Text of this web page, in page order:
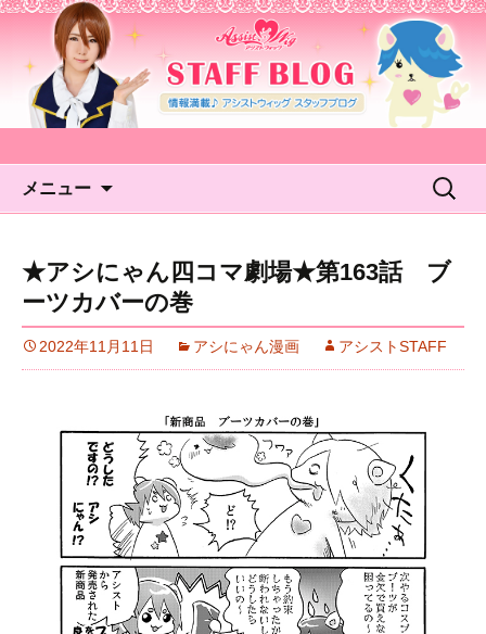
アシストウィッグ STAFF
BLOG
メニュー
検
★アシにゃん四コマ劇場★第163話 ブ
ーツカバーの巻
2022年11月11日 アシにゃん漫画 アシストSTAFF